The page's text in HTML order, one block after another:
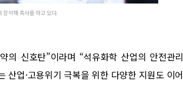
참석해 축사를 하고 있다.
의 신호탄”이라며 “석유화학 산업의 안전관리
업·고용위기 극복을 위한 다양한 지원도 이어